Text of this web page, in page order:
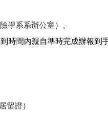
學系系辦公室）。
時間內親自準時完成辦報到
留證）